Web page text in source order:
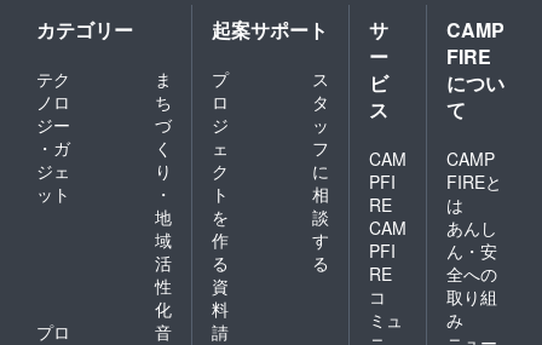
カテゴリー
テク
ノロ
ジー
・ガ
ジェ
ット
ま
ち
づ
く
り
・
地
域
活
性
化
プロ
音
起案サポート
プ
ロ
ジ
ェ
ク
ト
を
作
る
ス
タ
ッ
フ
に
相
談
す
る
資
料
請
サ
ー
ビ
ス
CAM
PFI
RE
CAM
PFI
RE
コ
ミュ
CAMP
FIRE
につい
て
CAMP
FIREと
は
あんし
ん・安
全への
取り組
み